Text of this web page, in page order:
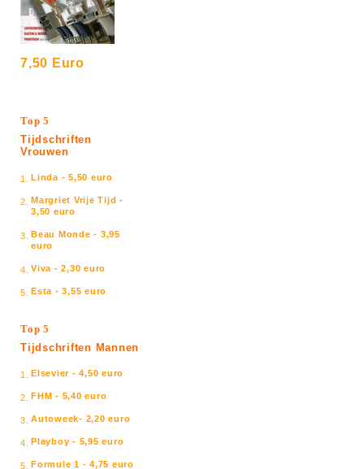
7,50 Euro
Top 5
Tijdschriften
Vrouwen
1. Linda - 5,50 euro
2. Margriet Vrije Tijd -
3,50 euro
3. Beau Monde - 3,95
euro
4. Viva - 2,30 euro
5. Esta - 3,55 euro
Top 5
Tijdschriften Mannen
1. Elsevier - 4,50 euro
2. FHM - 5,40 euro
3. Autoweek- 2,20 euro
4. Playboy - 5,95 euro
5. Formule 1 - 4,75 euro